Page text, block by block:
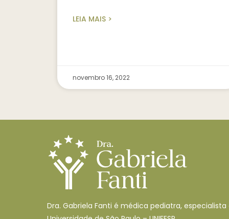
LEIA MAIS >
novembro 16, 2022
Dra. Gabriela Fanti é médica pediatra,